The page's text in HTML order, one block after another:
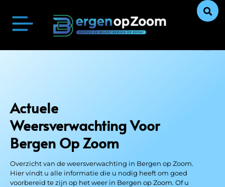
Actuele
WeersverwachtingVoor
Bergen Op Zoom
Overzicht van de weersverwachting in Bergen op Zoom.
Hier vindt u alle informatie die u nodig heeft om goed
voorbereid te zijn op het weer in Bergen op Zoom. Of u